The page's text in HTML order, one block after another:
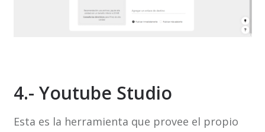
4.- Youtube Studio
Esta es la herramienta que provee el propio